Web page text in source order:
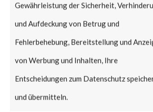
Gewährleistung der Sicherheit,
und Aufdeckung von Betrug und
Fehlerbehebung, Bereitstellung und
von Werbung und Inhalten, Ihre
Entscheidungen zum Datenschutz
und übermitteln.
the wild. As such,
leverage the
expected to increase.
FortiGuard Labs advises
the patch should be